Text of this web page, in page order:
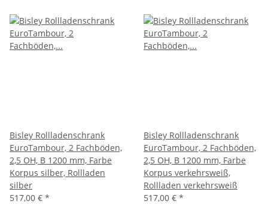
Bisley Rollladenschrank
EuroTambour, 2 Fachböden,
2,5 OH, B 1200 mm, Farbe
Korpus silber, Rollladen
silber
517,00 € *
Bisley Rollladenschrank
EuroTambour, 2 Fachböden,
2,5 OH, B 1200 mm, Farbe
Korpus verkehrsweiß,
Rollladen verkehrsweiß
517,00 € *